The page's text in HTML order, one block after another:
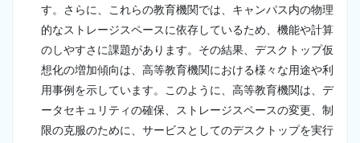
す。さらに、これらの教育機関では、キャンパス内の物理
的なストレージスペースに依存しているため、機能や計算
のしやすさに課題があります。その結果、デスクトップ仮
想化の増加傾向は、高等教育機関における様々な用途や利
用事例を示しています。このように、高等教育機関は、デ
ータセキュリティの確保、ストレージスペースの変更、制
限の克服のために、サービスとしてのデスクトップを実行